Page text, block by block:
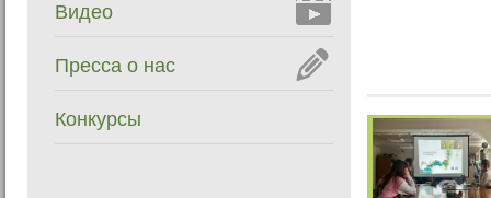
Видео
Пресса о нас
Конкурсы